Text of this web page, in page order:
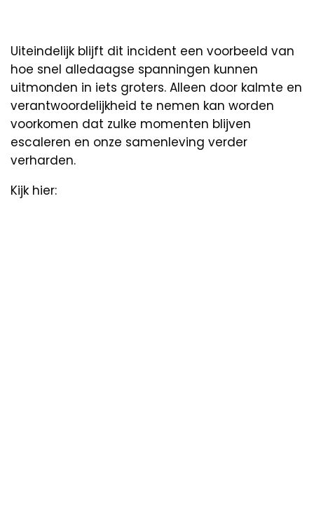
Uiteindelijk blijft dit incident een voorbeeld van
hoe snel alledaagse spanningen kunnen
uitmonden in iets groters. Alleen door kalmte en
verantwoordelijkheid te nemen kan worden
voorkomen dat zulke momenten blijven
escaleren en onze samenleving verder
verharden.
Kijk hier: